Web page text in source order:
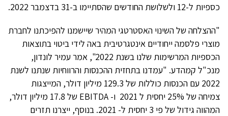
כספיות ל-12 ולשלושת החודשים שהסתיימו ב-31 בדצמבר 2022.
"ההצלחה של השינוי האסטרטגי המהיר שיישמנו להפיכתנו לחברת
מוצרי פלסמה ייחודיים אינטגרטיבית באה לידי ביטוי בתוצאות
הכספיות המרשימות שלנו בשנת 2022", אמר עמיר לונדון,
מנכ"ל קמהדע. "עמדנו בתחזית ההכנסות והרווחיות שנתנו לשנת
2022 עם הכנסות כוללות של 129.3 מיליון דולר, המייצגות
צמיחה של 25% יחסית ל 2021 ו- EBITDA של 17.8 מיליון דולר,
המהווה גידול של פי 3 יחסית ל- 2021. בנוסף, ייצרנו תזרים